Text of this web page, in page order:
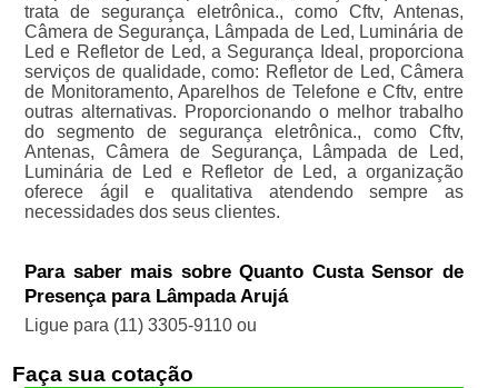
trata de segurança eletrônica., como Cftv, Antenas,
Câmera de Segurança, Lâmpada de Led, Luminária de
Led e Refletor de Led, a Segurança Ideal, proporciona
serviços de qualidade, como: Refletor de Led, Câmera
de Monitoramento, Aparelhos de Telefone e Cftv, entre
outras alternativas. Proporcionando o melhor trabalho
do segmento de segurança eletrônica., como Cftv,
Antenas, Câmera de Segurança, Lâmpada de Led,
Luminária de Led e Refletor de Led, a organização
oferece ágil e qualitativa atendendo sempre as
necessidades dos seus clientes.
Para saber mais sobre Quanto Custa Sensor de
Presença para Lâmpada Arujá
Ligue para (11) 3305-9110ou
Faça sua cotação